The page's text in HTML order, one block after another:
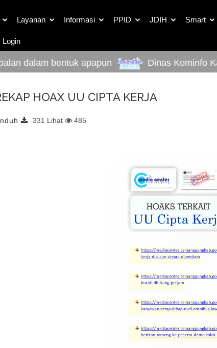
Layanan Informasi PPID JDIH Smart
Login
dalam bentuk apapun Dinas Kominfo
HOAX UU CIPTA KERJA
331 Lihat 485